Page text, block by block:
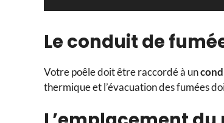
Le conduit de
Votre poêle doit être raccordé à un
thermique et l’évacuation des fumées